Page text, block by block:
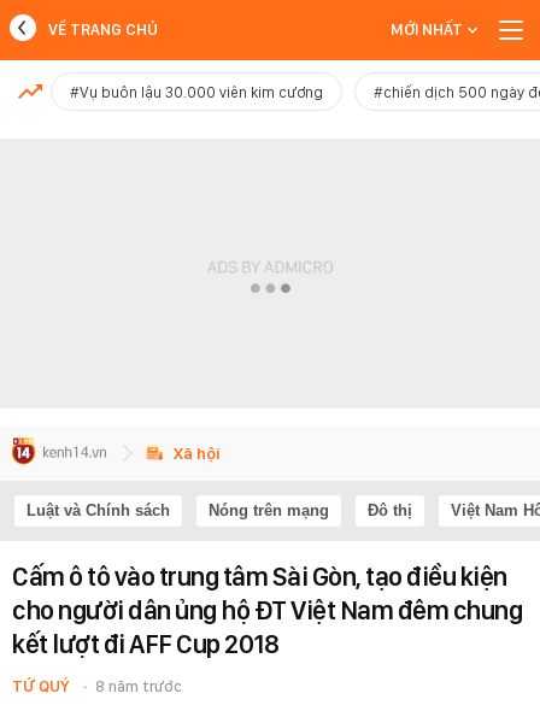
MỚI NHẤT
VỀ TRANG CHỦ MỚI NHẤT
#Vụ buôn lậu 30.000 viên kim cương #chiến dịch 500 ngày
Xã hội
Luật và Chính sách Nóng trên mạng Đô thị Việt Nam
Cấm ô tô vào trung tâm Sài Gòn, tạo điều kiện
cho người dân ủng hộ ĐT Việt Nam đêm chung
kết lượt đi AFF Cup 2018
TỨ QUÝ 8 năm trước